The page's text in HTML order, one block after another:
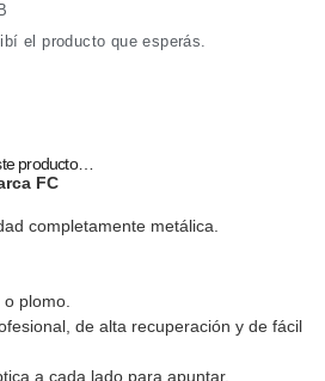
el producto que esperás.
producto…
FC
completamente metálica.
plomo.
de alta recuperación y de fácil
a cada lado para apuntar.